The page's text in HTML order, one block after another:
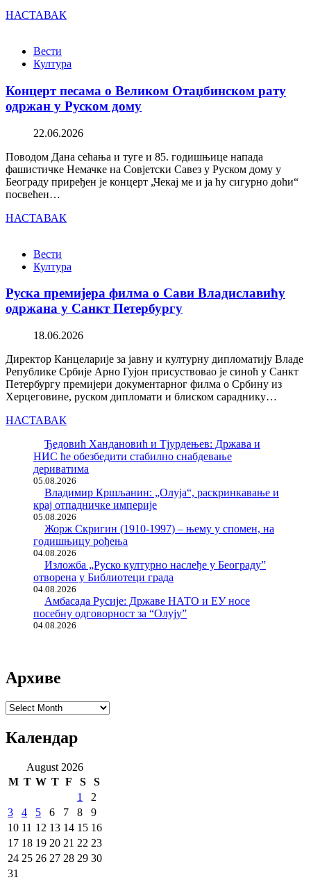
НАСТАВАК
Вести
Култура
Концерт песама о Великом Отаџбинском рату
одржан у Руском дому
22.06.2026
Поводом Дана сећања и туге и 85. годишњице напада
фашистичке Немачке на Совјетски Савез у Руском дому у
Београду приређен је концерт „Чекај ме и ја ћу сигурно доћи“
посвећен…
НАСТАВАК
Вести
Култура
Руска премијера филма о Сави Владиславићу
одржана у Санкт Петербургу
18.06.2026
Директор Канцеларије за јавну и културну дипломатију Владе
Републике Србије Арно Гујон присуствовао је синоћ у Санкт
Петербургу премијери документарног филма о Србину из
Херцеговине, руском дипломати и блиском сараднику…
НАСТАВАК
Ђедовић Хандановић и Тјурдењев: Држава и
НИС ће обезбедити стабилно снабдевање
дериватима
05.08.2026
Владимир Кршљанин: „Олуја“, раскринкавање и
крај отпадничке империје
05.08.2026
Жорж Скригин (1910-1997) – њему у спомен, на
годишњицу рођења
04.08.2026
Изложба „Руско културно наслеђе у Београду”
отворена у Библиотеци града
04.08.2026
Амбасада Русије: Државе НАТО и ЕУ носе
посебну одговорност за “Олују”
04.08.2026
Архиве
Архиве
Календар
August 2026
M T W T F S
S
1
2
3
4 5 6 7 8
9
10 11 12 13 14 15 16
17 18 19 20 21 22 23
24 25 26 27 28 29 30
31